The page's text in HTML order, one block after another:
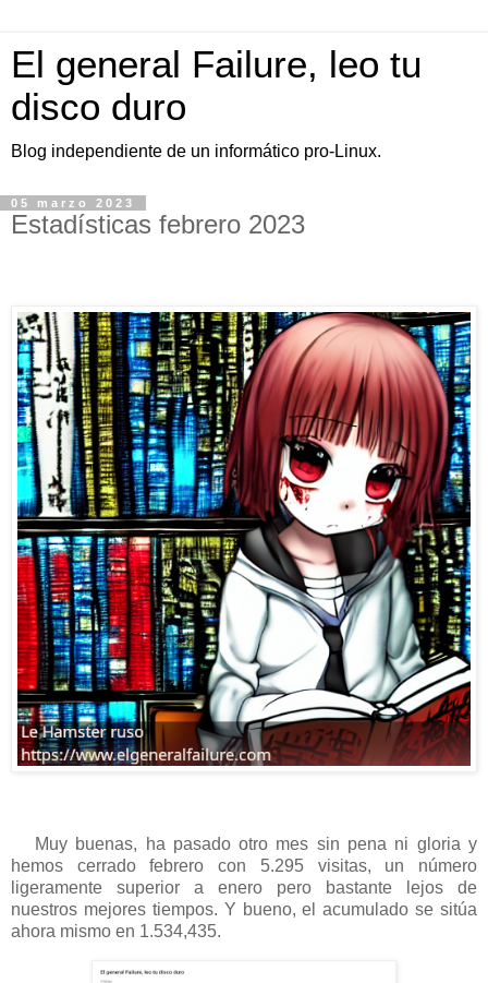
El general Failure, leo tu
disco duro
Blog independiente de un informático pro-Linux.
05 marzo 2023
Estadísticas febrero 2023
Muy buenas, ha pasado otro mes sin pena ni gloria y
hemos cerrado febrero con 5.295 visitas, un número
ligeramente superior a enero pero bastante lejos de
nuestros mejores tiempos. Y bueno, el acumulado se sitúa
ahora mismo en 1.534,435.